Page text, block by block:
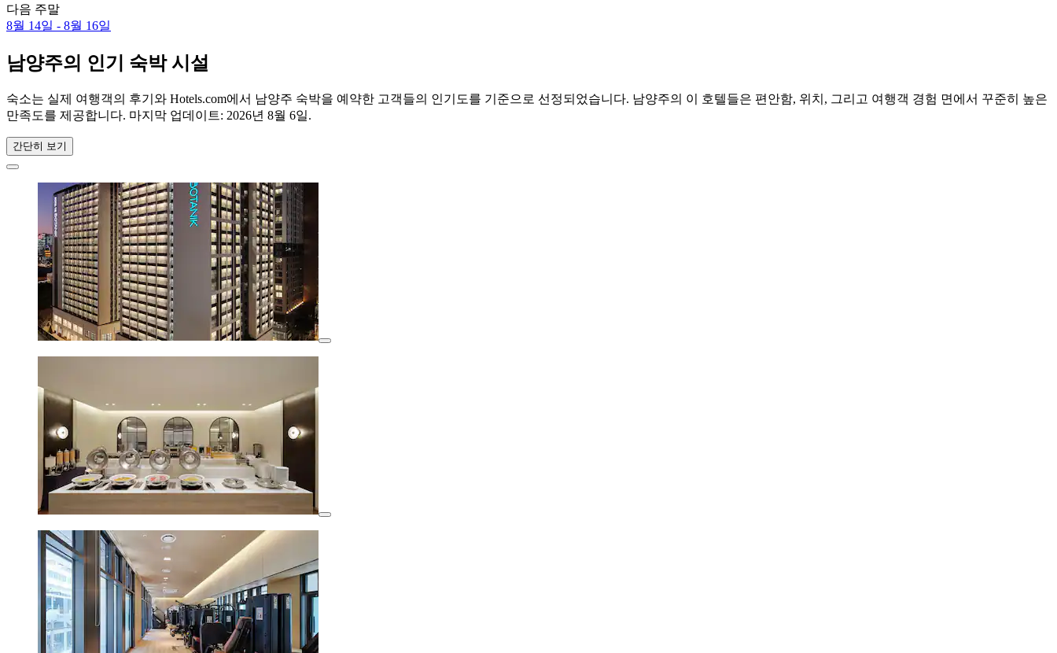
다음 주말
8월 14일 - 8월 16일
남양주의 인기 숙박 시설
숙소는 실제 여행객의 후기와 Hotels.com에서 남양주 숙박을 예약한 고객들의 인기도를 기준으로 선정되었습니다. 남양주의 이 호텔들은 편안함, 위치, 그리고 여행객 경험 면에서 꾸준히 높은
만족도를 제공합니다. 마지막 업데이트: 2026년 8월 6일.
간단히 보기